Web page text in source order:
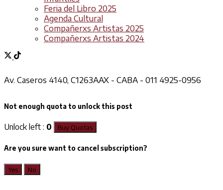
Feria del Libro 2025
Agenda Cultural
Compañerxs Artistas 2025
Compañerxs Artistas 2024
Av. Caseros 4140, C1263AAX - CABA - 011 4925-0956
Not enough quota to unlock this post
Unlock left : 0 Buy Quotas
Are you sure want to cancel subscription?
Yes No